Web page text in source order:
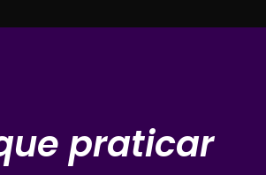
praticar